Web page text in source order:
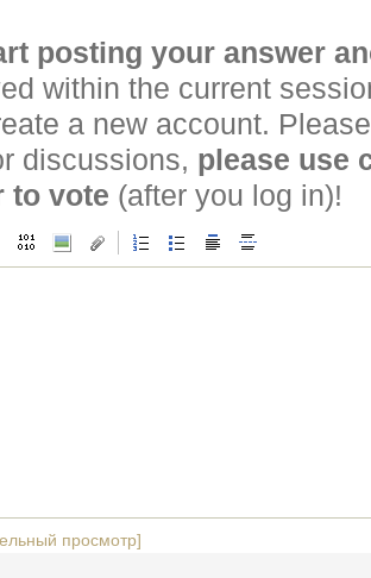
posting your answer
within the current
a new account.
discussions, please use
to vote (after you log in)!
просмотр]